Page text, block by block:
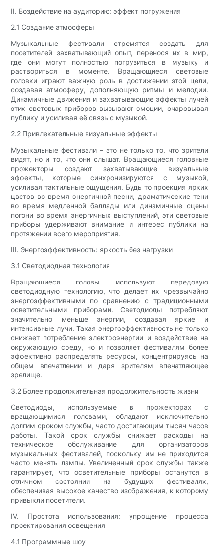
II. Воздействие на аудиторию: эффект погружения
2.1 Создание атмосферы
Музыкальные фестивали стремятся создать для
посетителей захватывающий опыт, перенося их в мир,
где они могут полностью погрузиться в музыку и
раствориться в моменте. Вращающиеся световые
головки играют важную роль в достижении этой цели,
создавая атмосферу, дополняющую ритмы и мелодии.
Динамичные движения и захватывающие эффекты лучей
этих световых приборов вызывают эмоции, очаровывая
публику и усиливая её связь с музыкой.
2.2 Привлекательные визуальные эффекты
Музыкальные фестивали – это не только то, что зрители
видят, но и то, что они слышат. Вращающиеся головные
прожекторы создают захватывающие визуальные
эффекты, которые синхронизируются с музыкой,
усиливая тактильные ощущения. Будь то проекция ярких
цветов во время энергичной песни, драматические тени
во время медленной баллады или динамичные сцены
погони во время энергичных выступлений, эти световые
приборы удерживают внимание и интерес публики на
протяжении всего мероприятия.
III. Энергоэффективность: яркость без нагрузки
3.1 Светодиодная технология
Вращающиеся головы используют передовую
светодиодную технологию, что делает их чрезвычайно
энергоэффективными по сравнению с традиционными
осветительными приборами. Светодиоды потребляют
значительно меньше энергии, создавая яркие и
интенсивные лучи. Такая энергоэффективность не только
снижает потребление электроэнергии и воздействие на
окружающую среду, но и позволяет фестивалям более
эффективно распределять ресурсы, концентрируясь на
общем впечатлении и даря зрителям впечатляющее
зрелище.
3.2 Более продолжительная продолжительность жизни
Светодиоды, используемые в прожекторах с
вращающимися головами, обладают исключительно
долгим сроком службы, часто достигающим тысяч часов
работы. Такой срок службы снижает расходы на
техническое обслуживание для организаторов
музыкальных фестивалей, поскольку им не приходится
часто менять лампы. Увеличенный срок службы также
гарантирует, что осветительные приборы останутся в
отличном состоянии на будущих фестивалях,
обеспечивая высокое качество изображения, к которому
привыкли посетители.
IV. Простота использования: упрощение процесса
проектирования освещения
4.1 Программные шоу